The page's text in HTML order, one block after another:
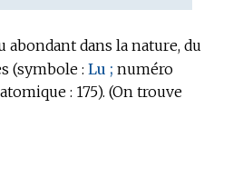
abondant dans la nature, du
(symbole : Lu ; numéro
: 175). (On trouve